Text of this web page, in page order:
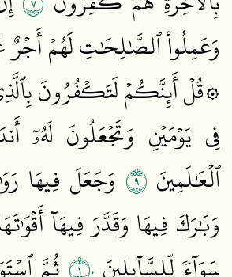
وَعَمِلُواْ ٱلصَّٰلِحَٰتِ لَهُمۡ أَجۡرٌ
۞قُلۡ أَئِنَّكُمۡ لَتَكۡفُرُونَ
فِي يَوۡمَيۡنِ وَتَجۡعَلُونَ لَهُۥٓ
ٱلۡعَٰلَمِينَ ٩ وَجَعَلَ فِيهَا
وَبَٰرَكَ فِيهَا وَقَدَّرَ فِيهَآ